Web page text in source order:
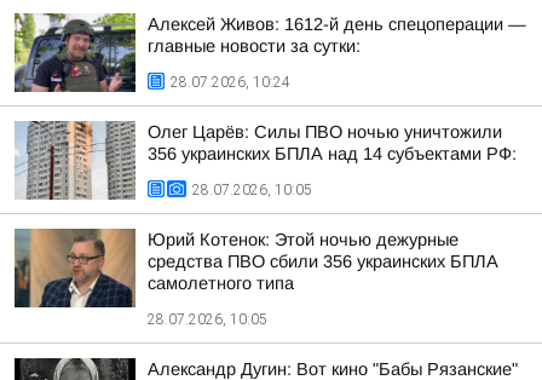
Алексей Живов: 1612-й день спецоперации —
главные новости за сутки:
28.07.2026, 10:24
Олег Царёв: Силы ПВО ночью уничтожили
356 украинских БПЛА над 14 субъектами РФ:
28.07.2026, 10:05
Юрий Котенок: Этой ночью дежурные
средства ПВО сбили 356 украинских БПЛА
самолетного типа
28.07.2026, 10:05
Александр Дугин: Вот кино "Бабы Рязанские"